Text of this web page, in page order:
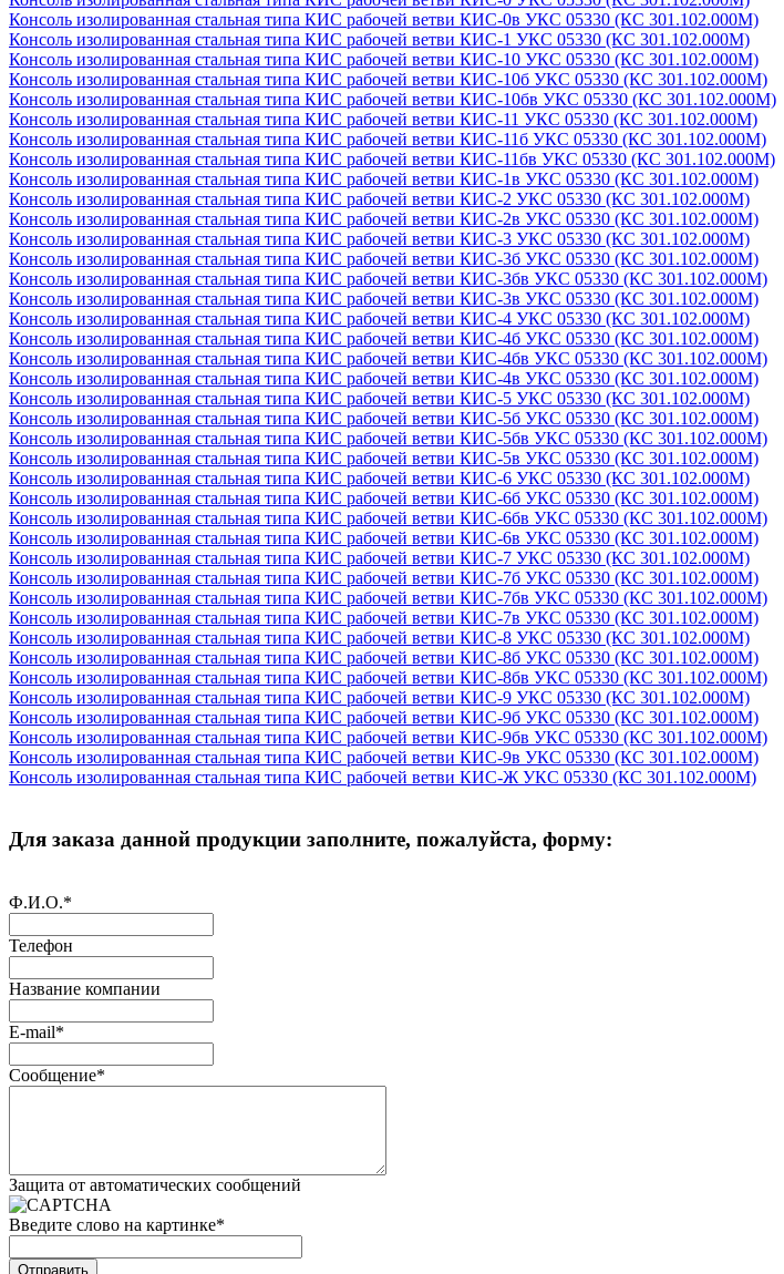
Консоль изолированная стальная типа КИС рабочей ветви КИС-0в УКС 05330 (КС 301.102.000М)
Консоль изолированная стальная типа КИС рабочей ветви КИС-1 УКС 05330 (КС 301.102.000М)
Консоль изолированная стальная типа КИС рабочей ветви КИС-10 УКС 05330 (КС 301.102.000М)
Консоль изолированная стальная типа КИС рабочей ветви КИС-10б УКС 05330 (КС 301.102.000М)
Консоль изолированная стальная типа КИС рабочей ветви КИС-10бв УКС 05330 (КС 301.102.000М)
Консоль изолированная стальная типа КИС рабочей ветви КИС-11 УКС 05330 (КС 301.102.000М)
Консоль изолированная стальная типа КИС рабочей ветви КИС-11б УКС 05330 (КС 301.102.000М)
Консоль изолированная стальная типа КИС рабочей ветви КИС-11бв УКС 05330 (КС 301.102.000М)
Консоль изолированная стальная типа КИС рабочей ветви КИС-1в УКС 05330 (КС 301.102.000М)
Консоль изолированная стальная типа КИС рабочей ветви КИС-2 УКС 05330 (КС 301.102.000М)
Консоль изолированная стальная типа КИС рабочей ветви КИС-2в УКС 05330 (КС 301.102.000М)
Консоль изолированная стальная типа КИС рабочей ветви КИС-3 УКС 05330 (КС 301.102.000М)
Консоль изолированная стальная типа КИС рабочей ветви КИС-3б УКС 05330 (КС 301.102.000М)
Консоль изолированная стальная типа КИС рабочей ветви КИС-3бв УКС 05330 (КС 301.102.000М)
Консоль изолированная стальная типа КИС рабочей ветви КИС-3в УКС 05330 (КС 301.102.000М)
Консоль изолированная стальная типа КИС рабочей ветви КИС-4 УКС 05330 (КС 301.102.000М)
Консоль изолированная стальная типа КИС рабочей ветви КИС-4б УКС 05330 (КС 301.102.000М)
Консоль изолированная стальная типа КИС рабочей ветви КИС-4бв УКС 05330 (КС 301.102.000М)
Консоль изолированная стальная типа КИС рабочей ветви КИС-4в УКС 05330 (КС 301.102.000М)
Консоль изолированная стальная типа КИС рабочей ветви КИС-5 УКС 05330 (КС 301.102.000М)
Консоль изолированная стальная типа КИС рабочей ветви КИС-5б УКС 05330 (КС 301.102.000М)
Консоль изолированная стальная типа КИС рабочей ветви КИС-5бв УКС 05330 (КС 301.102.000М)
Консоль изолированная стальная типа КИС рабочей ветви КИС-5в УКС 05330 (КС 301.102.000М)
Консоль изолированная стальная типа КИС рабочей ветви КИС-6 УКС 05330 (КС 301.102.000М)
Консоль изолированная стальная типа КИС рабочей ветви КИС-6б УКС 05330 (КС 301.102.000М)
Консоль изолированная стальная типа КИС рабочей ветви КИС-6бв УКС 05330 (КС 301.102.000М)
Консоль изолированная стальная типа КИС рабочей ветви КИС-6в УКС 05330 (КС 301.102.000М)
Консоль изолированная стальная типа КИС рабочей ветви КИС-7 УКС 05330 (КС 301.102.000М)
Консоль изолированная стальная типа КИС рабочей ветви КИС-7б УКС 05330 (КС 301.102.000М)
Консоль изолированная стальная типа КИС рабочей ветви КИС-7бв УКС 05330 (КС 301.102.000М)
Консоль изолированная стальная типа КИС рабочей ветви КИС-7в УКС 05330 (КС 301.102.000М)
Консоль изолированная стальная типа КИС рабочей ветви КИС-8 УКС 05330 (КС 301.102.000М)
Консоль изолированная стальная типа КИС рабочей ветви КИС-8б УКС 05330 (КС 301.102.000М)
Консоль изолированная стальная типа КИС рабочей ветви КИС-8бв УКС 05330 (КС 301.102.000М)
Консоль изолированная стальная типа КИС рабочей ветви КИС-9 УКС 05330 (КС 301.102.000М)
Консоль изолированная стальная типа КИС рабочей ветви КИС-9б УКС 05330 (КС 301.102.000М)
Консоль изолированная стальная типа КИС рабочей ветви КИС-9бв УКС 05330 (КС 301.102.000М)
Консоль изолированная стальная типа КИС рабочей ветви КИС-9в УКС 05330 (КС 301.102.000М)
Консоль изолированная стальная типа КИС рабочей ветви КИС-Ж УКС 05330 (КС 301.102.000М)
Для заказа данной продукции заполните, пожалуйста, форму:
Ф.И.О.*
Телефон
Название компании
E-mail*
Сообщение*
Защита от автоматических сообщений
Введите слово на картинке*